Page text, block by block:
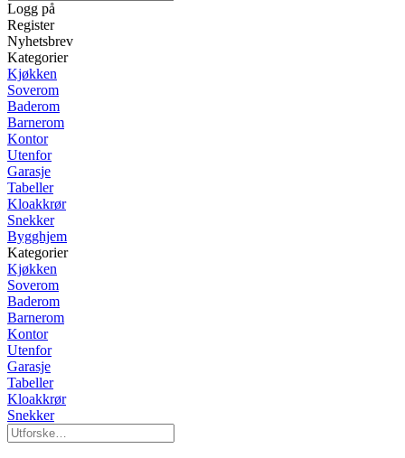
Logg på
Register
Nyhetsbrev
Kategorier
Kjøkken
Soverom
Baderom
Barnerom
Kontor
Utenfor
Garasje
Tabeller
Kloakkrør
Snekker
Bygghjem
Kategorier
Kjøkken
Soverom
Baderom
Barnerom
Kontor
Utenfor
Garasje
Tabeller
Kloakkrør
Snekker